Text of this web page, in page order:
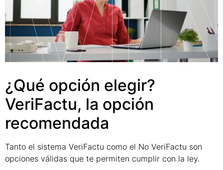
¿Qué opción elegir?
VeriFactu, la opción
recomendada
Tanto el sistema VeriFactu como el No VeriFactu son
opciones válidas que te permiten cumplir con la ley.